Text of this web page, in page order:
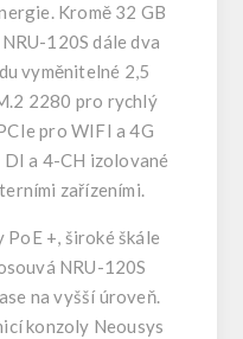
Kromě 32 GB
120S dále dva
vyměnitelné 2,5
2280 pro rychlý
pro WIFI a 4G
a 4-CH izolované
zařízeními.
+, široké škále
NRU-120S
na vyšší úroveň.
konzoly Neousys